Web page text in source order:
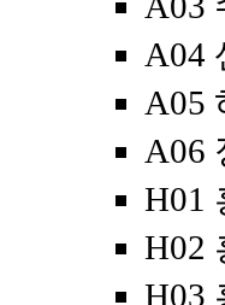
A04
A05
A06
H01
H02
H03